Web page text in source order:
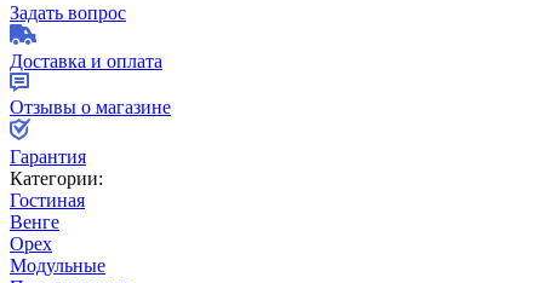
Задать вопрос
Доставка и оплата
Отзывы о магазине
Гарантия
Категории:
Гостиная
Венге
Орех
Модульные